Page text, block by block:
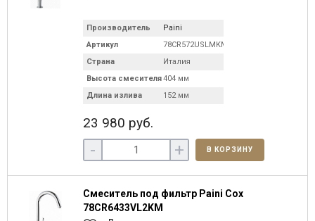
Производитель
Paini
Артикул
78CR572USLMKM
Страна
Италия
Высота смесителя404 мм
Длина излива
152 мм
23 980 руб.
- + В КОРЗИНУ
Смеситель под фильтр Paini Cox
78CR6433VL2KM